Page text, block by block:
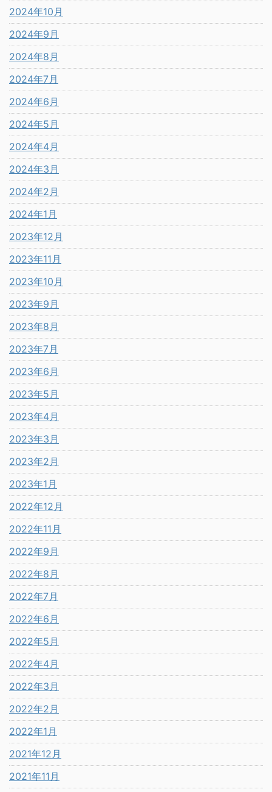
2024年10月
2024年9月
2024年8月
2024年7月
2024年6月
2024年5月
2024年4月
2024年3月
2024年2月
2024年1月
2023年12月
2023年11月
2023年10月
2023年9月
2023年8月
2023年7月
2023年6月
2023年5月
2023年4月
2023年3月
2023年2月
2023年1月
2022年12月
2022年11月
2022年9月
2022年8月
2022年7月
2022年6月
2022年5月
2022年4月
2022年3月
2022年2月
2022年1月
2021年12月
2021年11月